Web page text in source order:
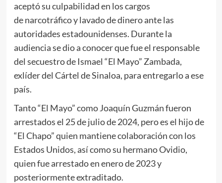
aceptó su culpabilidad en los cargos
de narcotráfico y lavado de dinero ante las
autoridades estadounidenses. Durante la
audiencia se dio a conocer que fue el responsable
del secuestro de Ismael “El Mayo” Zambada,
exlíder del Cártel de Sinaloa, para entregarlo a ese
país.
Tanto “El Mayo” como Joaquín Guzmán fueron
arrestados el 25 de julio de 2024, pero es el hijo de
“El Chapo” quien mantiene colaboración con los
Estados Unidos, así como su hermano Ovidio,
quien fue arrestado en enero de 2023 y
posteriormente extraditado.